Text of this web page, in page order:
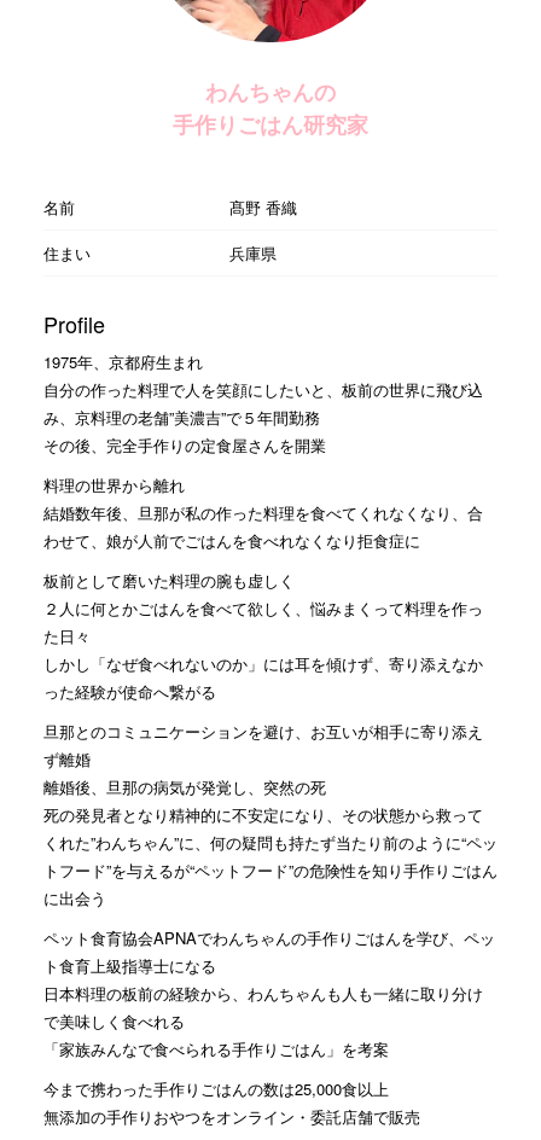
わんちゃんの
手作りごはん研究家
名前
髙野 香織
住まい
兵庫県
Profile
1975年、京都府生まれ
自分の作った料理で人を笑顔にしたいと、板前の世界に飛び込
み、京料理の老舗”美濃吉”で５年間勤務
その後、完全手作りの定食屋さんを開業
料理の世界から離れ
結婚数年後、旦那が私の作った料理を食べてくれなくなり、合
わせて、娘が人前でごはんを食べれなくなり拒食症に
板前として磨いた料理の腕も虚しく
２人に何とかごはんを食べて欲しく、悩みまくって料理を作っ
た日々
しかし「なぜ食べれないのか」には耳を傾けず、寄り添えなか
った経験が使命へ繋がる
旦那とのコミュニケーションを避け、お互いが相手に寄り添え
ず離婚
離婚後、旦那の病気が発覚し、突然の死
死の発見者となり精神的に不安定になり、その状態から救って
くれた”わんちゃん”に、何の疑問も持たず当たり前のように“ペッ
トフード”を与えるが“ペットフード”の危険性を知り手作りごはん
に出会う
ペット食育協会APNAでわんちゃんの手作りごはんを学び、ペッ
ト食育上級指導士になる
日本料理の板前の経験から、わんちゃんも人も一緒に取り分け
で美味しく食べれる
「家族みんなで食べられる手作りごはん」を考案
今まで携わった手作りごはんの数は25,000食以上
無添加の手作りおやつをオンライン・委託店舗で販売